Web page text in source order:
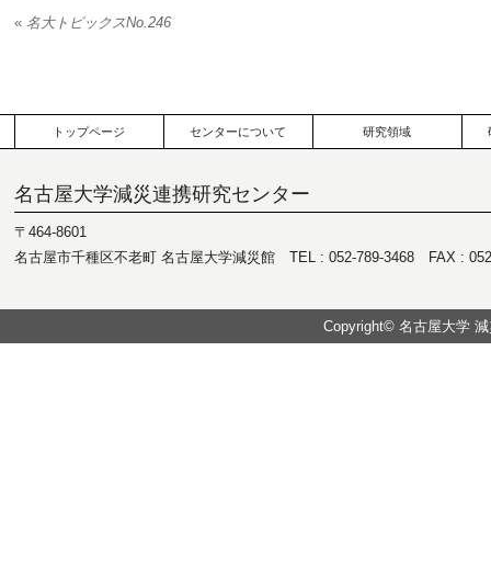
«名大トピックスNo.246
トップページ センターについて 研究領域
名古屋大学減災連携研究センター
〒464-8601
名古屋市千種区不老町 名古屋大学減災館 TEL : 052-789-3468 FAX :
Copyright© 名古屋大学